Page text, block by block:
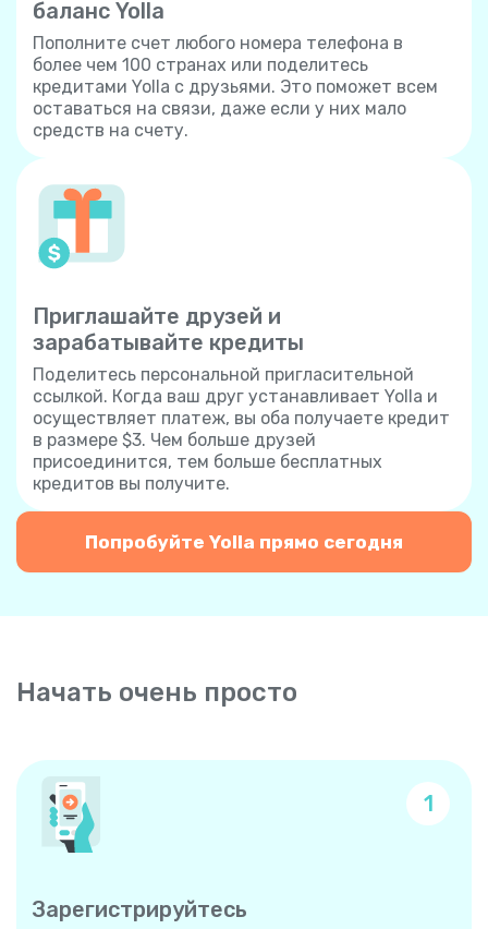
баланс Yolla
Пополните счет любого номера телефона в
более чем 100 странах или поделитесь
кредитами Yolla с друзьями. Это поможет всем
оставаться на связи, даже если у них мало
средств на счету.
Приглашайте друзей и
зарабатывайте кредиты
Поделитесь персональной пригласительной
ссылкой. Когда ваш друг устанавливает Yolla и
осуществляет платеж, вы оба получаете кредит
в размере $3. Чем больше друзей
присоединится, тем больше бесплатных
кредитов вы получите.
Попробуйте Yolla прямо сегодня
Начать очень просто
1
Зарегистрируйтесь